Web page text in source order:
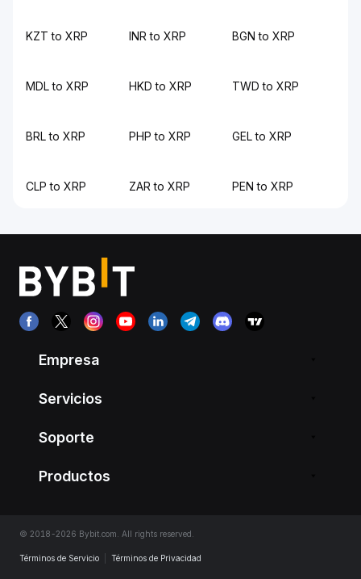
KZT to XRP INR to XRP BGN to XRP
MDL to XRP HKD to XRP TWD to XRP
BRL to XRP PHP to XRP GEL to XRP
CLP to XRP ZAR to XRP PEN to XRP
Empresa
Servicios
Soporte
Productos
© 2018-2026 Bybit.com. All rights reserved.
Términos de Servicio Términos de Privacidad